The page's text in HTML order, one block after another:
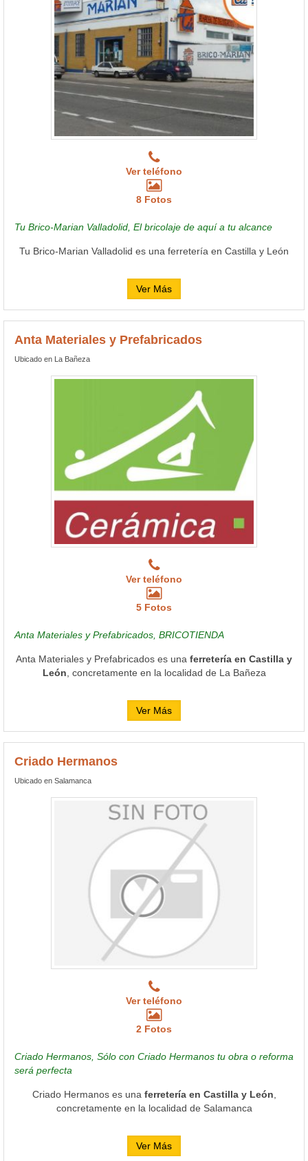
Ver teléfono
8 Fotos
Tu Brico-Marian Valladolid, El bricolaje de aquí a tu alcance
Tu Brico-Marian Valladolid es una ferretería en Castilla y León
Ver Más
Anta Materiales y Prefabricados
Ubicado en La Bañeza
Ver teléfono
5 Fotos
Anta Materiales y Prefabricados, BRICOTIENDA
Anta Materiales y Prefabricados es una ferretería en Castilla y
León , concretamente en la localidad de La Bañeza
Ver Más
Criado Hermanos
Ubicado en Salamanca
Ver teléfono
2 Fotos
Criado Hermanos, Sólo con Criado Hermanos tu obra o reforma
será perfecta
Criado Hermanos es una ferretería en Castilla y León
concretamente en la localidad de Salamanca
Ver Más